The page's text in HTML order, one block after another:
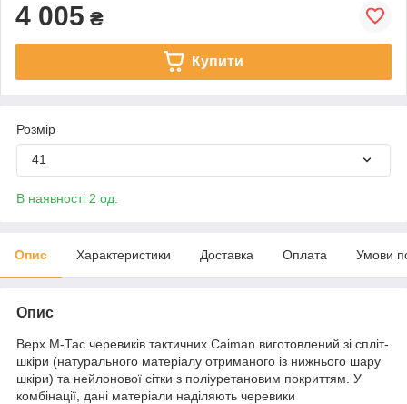
4 005 ₴
Купити
Розмір
41
В наявності 2 од.
Опис Характеристики Доставка Оплата Умови
Опис
Верх М-Тас черевиків тактичних Caiman виготовлений зі спліт-
шкіри (натурального матеріалу отриманого із нижнього шару
шкіри) та нейлонової сітки з поліуретановим покриттям. У
комбінації, дані матеріали наділяють черевики